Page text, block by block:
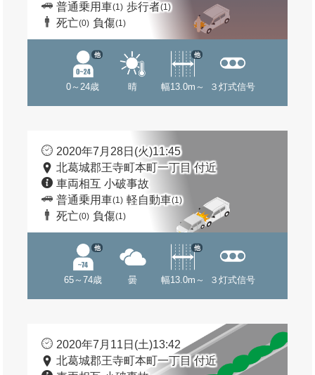
普通乗用車(1) 歩行者(1)
死亡(0) 負傷(1)
0～24歳
他
晴 幅13.0m～
他
３灯式信号
2020年7月28日(火)11:45
北葛城郡王寺町本町一丁目 付近
車両相互 小破事故
普通乗用車(1) 軽自動車(1)
死亡(0) 負傷(1)
65～74歳
他
曇 幅13.0m～
他
３灯式信号
2020年7月11日(土)13:42
北葛城郡王寺町本町一丁目 付近